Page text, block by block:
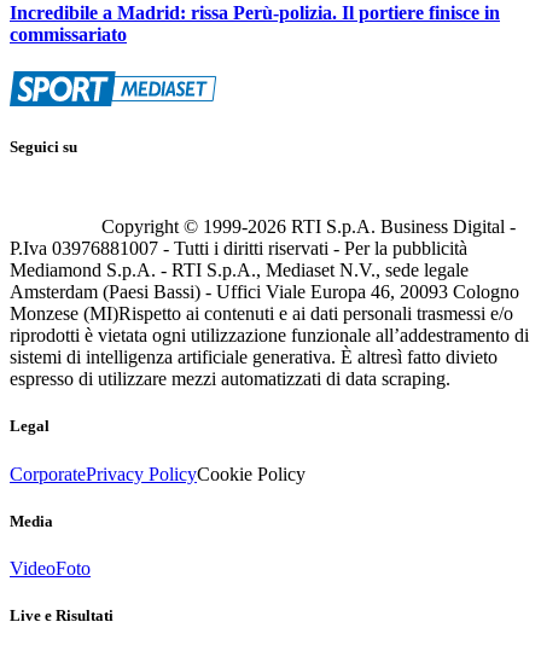
Incredibile a Madrid: rissa Perù-polizia. Il portiere finisce in
commissariato
Seguici su
Copyright © 1999-2026 RTI S.p.A. Business Digital -
P.Iva 03976881007 - Tutti i diritti riservati - Per la pubblicità
Mediamond S.p.A. - RTI S.p.A., Mediaset N.V., sede legale
Amsterdam (Paesi Bassi) - Uffici Viale Europa 46, 20093 Cologno
Monzese (MI)Rispetto ai contenuti e ai dati personali trasmessi e/o
riprodotti è vietata ogni utilizzazione funzionale all’addestramento di
sistemi di intelligenza artificiale generativa. È altresì fatto divieto
espresso di utilizzare mezzi automatizzati di data scraping.
Legal
CorporatePrivacy PolicyCookie Policy
Media
VideoFoto
Live e Risultati